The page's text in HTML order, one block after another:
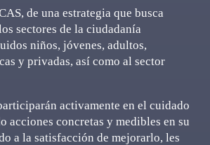
de una estrategia que busca
sectores de la ciudadanía
niños, jóvenes, adultos,
y privadas, así como al sector
activamente en el cuidado
acciones concretas y medibles en su
a la satisfacción de mejorarlo, les